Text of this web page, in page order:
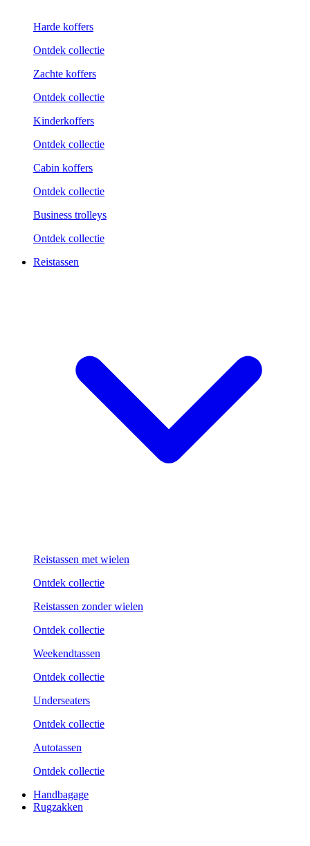
Harde koffers
Ontdek collectie
Zachte koffers
Ontdek collectie
Kinderkoffers
Ontdek collectie
Cabin koffers
Ontdek collectie
Business trolleys
Ontdek collectie
Reistassen
Reistassen met wielen
Ontdek collectie
Reistassen zonder wielen
Ontdek collectie
Weekend­tassen
Ontdek collectie
Underseaters
Ontdek collectie
Autotassen
Ontdek collectie
Handbagage
Rugzakken